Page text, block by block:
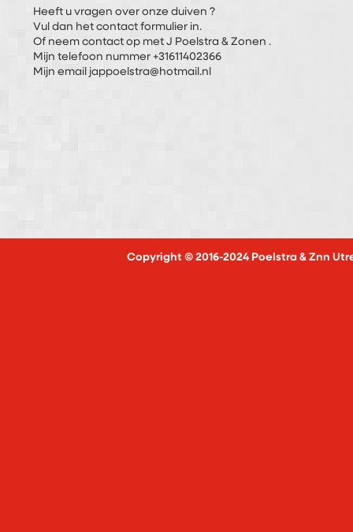
Heeft u vragen over onze duiven ?
Vul dan het contact formulier in.
Of neem contact op met J Poelstra & Zonen .
Mijn telefoon nummer +31611402366
Mijn email jappoelstra@hotmail.nl
Copyright © 2016-2024 Poelstra & Znn